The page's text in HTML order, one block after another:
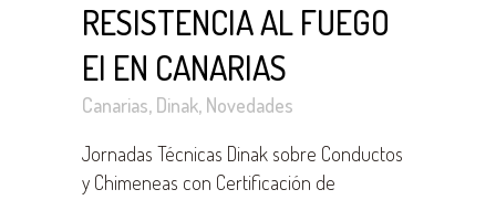
RESISTENCIA AL FUEGO
EI EN CANARIAS
Canarias, Dinak, Novedades
Jornadas Técnicas Dinak sobre Conductos
y Chimeneas con Certificación de